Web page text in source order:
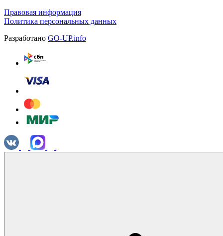
Правовая информация
Политика персональных данных
Разработано GO-UP.info